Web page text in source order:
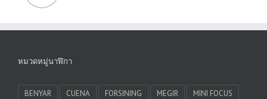
หมวดหมู่นาฬิกา
BENYAR CUENA FORSINING MEGIR
MINI FOCUS